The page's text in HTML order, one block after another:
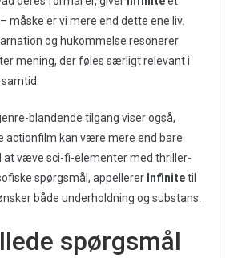
måske er vi mere end dette ene liv.
og hukommelse resonerer
mening, der føles særligt relevant i
blandende tilgang viser også,
actionfilm kan være mere end bare
at væve sci-fi-elementer med thriller-
spørgsmål, appellerer Infinitetil
både underholdning og substans.
spørgsmål